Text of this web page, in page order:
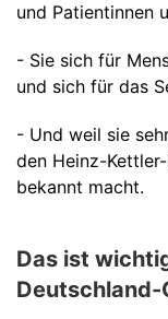
und Patientinnen
- Sie sich für
und sich für das
- Und weil sie
den Heinz-
bekannt macht.
Das ist
Deutschland-